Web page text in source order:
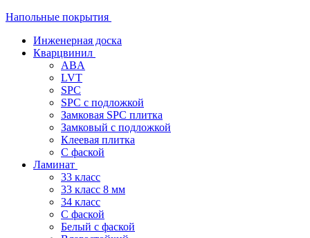
Напольные покрытия
Инженерная доска
Кварцвинил
ABA
LVT
SPC
SPC с подложкой
Замковая SPC плитка
Замковый с подложкой
Клеевая плитка
С фаской
Ламинат
33 класс
33 класс 8 мм
34 класс
C фаской
Белый с фаской